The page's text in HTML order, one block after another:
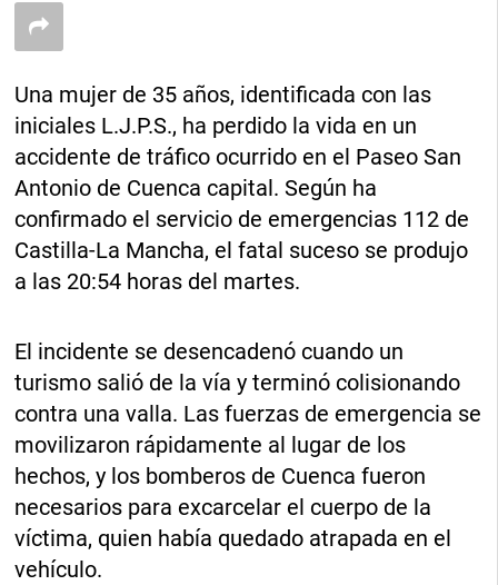
Una mujer de 35 años, identificada con las
iniciales L.J.P.S., ha perdido la vida en un
accidente de tráfico ocurrido en el Paseo San
Antonio de Cuenca capital. Según ha
confirmado el servicio de emergencias 112 de
Castilla-La Mancha, el fatal suceso se produjo
a las 20:54 horas del martes.
El incidente se desencadenó cuando un
turismo salió de la vía y terminó colisionando
contra una valla. Las fuerzas de emergencia se
movilizaron rápidamente al lugar de los
hechos, y los bomberos de Cuenca fueron
necesarios para excarcelar el cuerpo de la
víctima, quien había quedado atrapada en el
vehículo.